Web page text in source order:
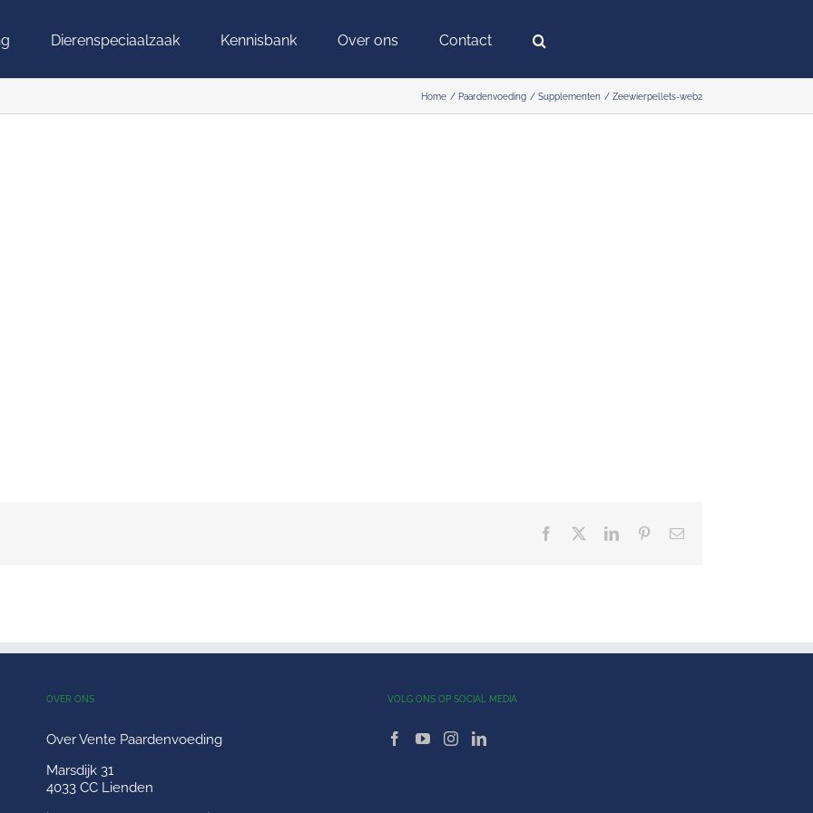
Dierenspeciaalzaak Kennisbank Over ons Contact
Home Paardenvoeding Supplementen Zeewierpellets-web2
Facebook LinkedInPinterest
E-
OVER ONS
Over Vente Paardenvoeding
Marsdijk 31
4033 CC Lienden
VOLG ONS OP SOCIAL MEDIA